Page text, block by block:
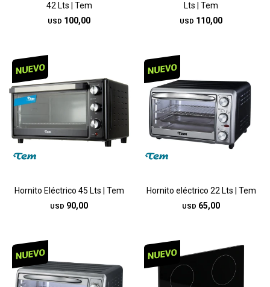
42 Lts | Tem
USD 100,00
Lts | Tem
USD 110,00
Hornito Eléctrico 45 Lts | Tem
USD 90,00
Hornito eléctrico 22 Lts | Tem
USD 65,00